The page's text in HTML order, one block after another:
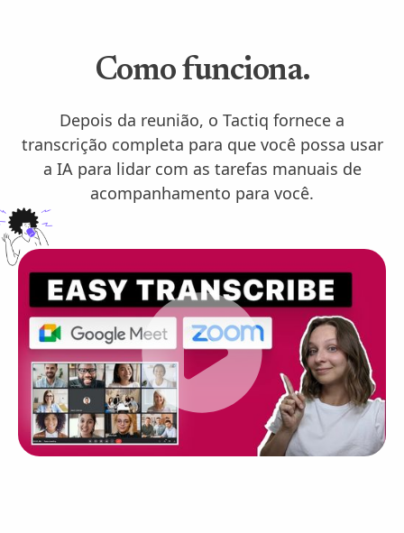
Como funciona.
Depois da reunião, o Tactiq fornece a
transcrição completa para que você possa usar
a IA para lidar com as tarefas manuais de
acompanhamento para você.